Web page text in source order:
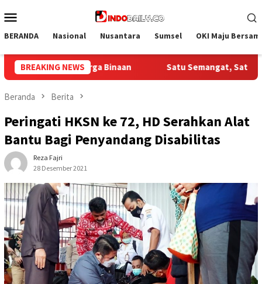
ke
Mobile
BERANDA Nasional Nusantara Sumsel OKI Maju
BREAKING NEWS
Satu Indonesia,Lapas Narkotika Muara Beliti Resmi
Beranda Berita
Peringati HKSN ke 72, HD Serahkan Alat
Bantu Bagi Penyandang Disabilitas
Reza Fajri
28 Desember 2021